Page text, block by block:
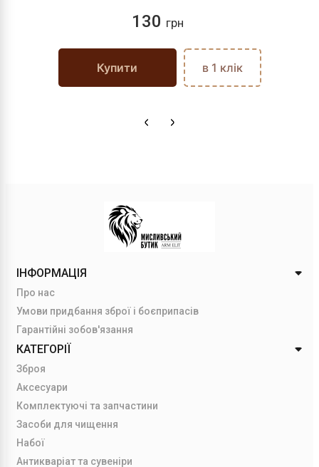
130 грн
Купити в 1 клік
ІНФОРМАЦІЯ
Про нас
Умови придбання зброї і боєприпасів
Гарантійні зобов'язання
КАТЕГОРІЇ
Зброя
Аксесуари
Комплектуючі та запчастини
Засоби для чищення
Набої
Антикваріат та сувеніри